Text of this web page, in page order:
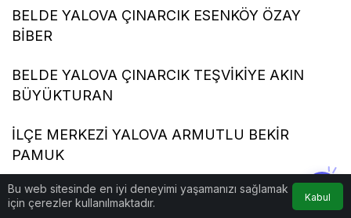
BELDE YALOVA ÇINARCIK ESENKÖY ÖZAY
BİBER
BELDE YALOVA ÇINARCIK TEŞVİKİYE AKIN
BÜYÜKTURAN
İLÇE MERKEZİ YALOVA ARMUTLU BEKİR
PAMUK
BELDE YALOVA ÇINARCIK KORU KAMİL
YAMAN
Bu web sitesinde en iyi deneyimi yaşamanızı sağlamak
için çerezler kullanılmaktadır.
Kabul